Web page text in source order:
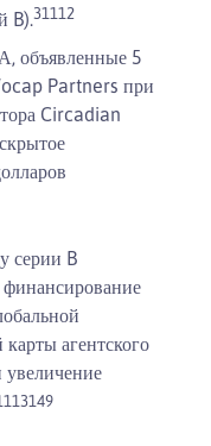
B).31112
объявленные 5
Partners при
Circadian
серии B
агентского
13149